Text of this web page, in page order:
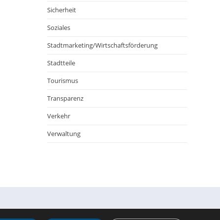
Sicherheit
Soziales
Stadtmarketing/Wirtschaftsförderung
Stadtteile
Tourismus
Transparenz
Verkehr
Verwaltung